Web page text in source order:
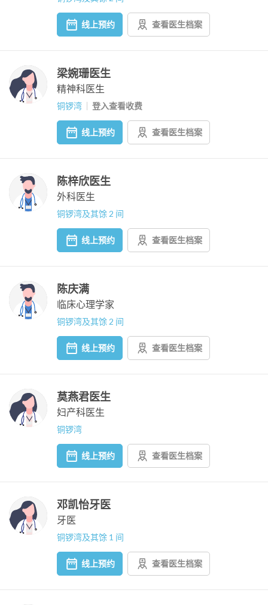
线上预约 查看医生档案
梁婉珊医生
精神科医生
铜锣湾 登入查看收费
线上预约 查看医生档案
陈梓欣医生
外科医生
铜锣湾及其馀 2 间
线上预约 查看医生档案
陈庆满
临床心理学家
铜锣湾及其馀 2 间
线上预约 查看医生档案
莫燕君医生
妇产科医生
铜锣湾
线上预约 查看医生档案
邓凯怡牙医
牙医
铜锣湾及其馀 1 间
线上预约 查看医生档案